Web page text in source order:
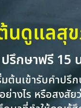
นดูแลสุ
ปรึกษาฟรี 15
ริ่มต้นเข้ารับคำป
ย่างไร หรือสงสั